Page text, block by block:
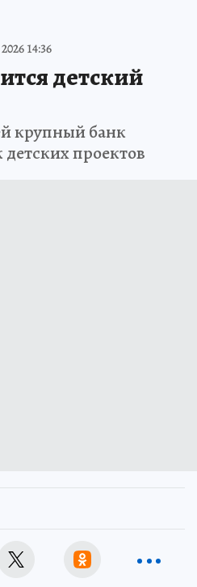
14:36
детский
крупный банк
проектов